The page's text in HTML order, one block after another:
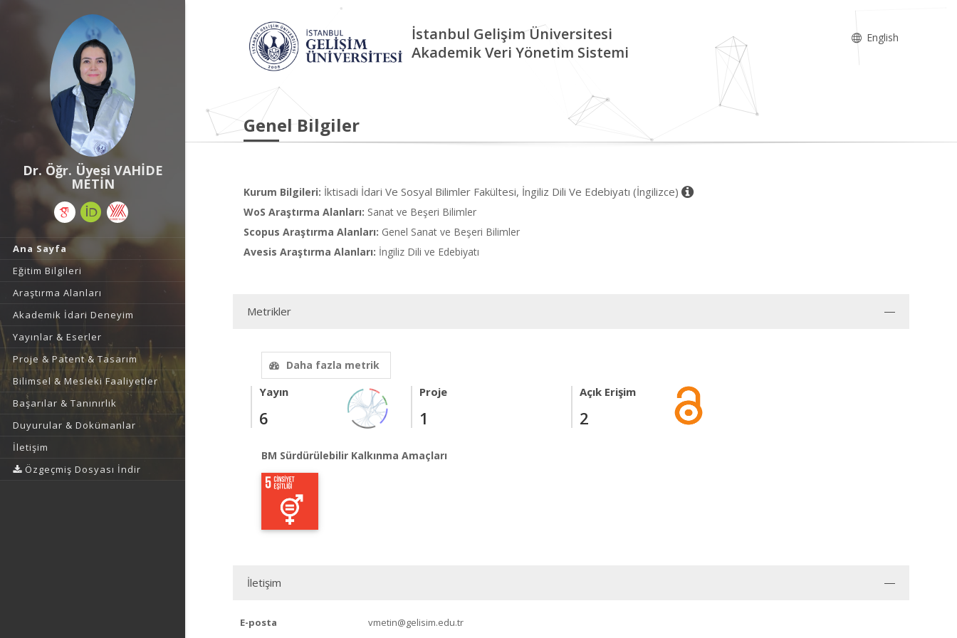
Dr. Öğr. Üyesi VAHİDE
METİN
Ana Sayfa
Eğitim Bilgileri
Araştırma Alanları
Akademik İdari Deneyim
Yayınlar & Eserler
Proje & Patent & Tasarım
Bilimsel & Mesleki Faaliyetler
Başarılar & Tanınırlık
Duyurular & Dokümanlar
İletişim
Özgeçmiş Dosyası İndir
İstanbul Gelişim Üniversitesi
Akademik Veri Yönetim Sistemi
English
Genel Bilgiler
Kurum Bilgileri: İktisadi İdari Ve Sosyal Bilimler Fakültesi, İngiliz Dili Ve Edebiyatı (İngilizce)
WoS Araştırma Alanları: Sanat ve Beşeri Bilimler
Scopus Araştırma Alanları: Genel Sanat ve Beşeri Bilimler
Avesis Araştırma Alanları: İngiliz Dili ve Edebiyatı
Metrikler
Daha fazla metrik
Yayın
6
Proje
1
Açık Erişim
2
BM Sürdürülebilir Kalkınma Amaçları
İletişim
E-posta vmetin@gelisim.edu.tr